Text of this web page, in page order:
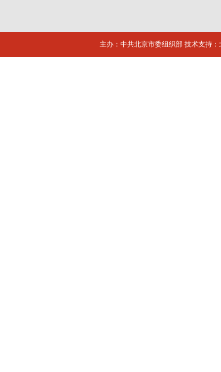
主办：中共北京市委组织部 技术支持